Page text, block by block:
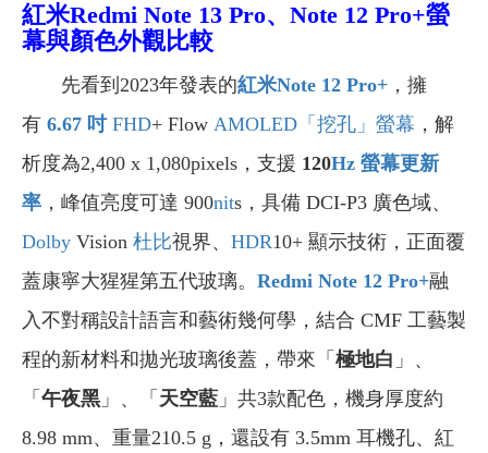
紅米Redmi Note 13 Pro、Note 12 Pro+螢
幕與顏色外觀比較
先看到2023年發表的紅米Note 12 Pro+ ，擁
有 6.67 吋 FHD+ Flow AMOLED 「挖孔」螢幕 ，解
析度為2,400 x 1,080pixels，支援 120Hz 螢幕更新
率 ，峰值亮度可達 900nits，具備 DCI-P3 廣色域、
Dolby Vision 杜比視界、 HDR10+ 顯示技術，正面覆
蓋康寧大猩猩第五代玻璃。 Redmi Note 12 Pro+融
入不對稱設計語言和藝術幾何學，結合 CMF 工藝製
程的新材料和拋光玻璃後蓋，帶來「 極地白 」、
「 午夜黑 」、「 天空藍 」共3款配色，機身厚度約
8.98 mm、重量210.5 g，還設有 3.5mm 耳機孔、紅